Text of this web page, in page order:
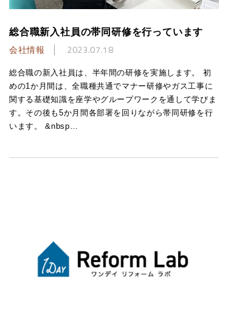
総合職新入社員の帯同研修を行っています
会社情報 2023.07.18
総合職の新入社員は、半年間の研修を実施します。 初
めの1か月間は、全職種共通でマナー研修やガス工事に
関する基礎知識を座学やグループワークを通して学びま
す。その後も5か月間各部署を回りながら帯同研修を行
います。 &nbsp…